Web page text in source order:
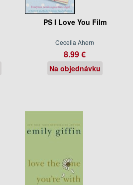
PS I Love You Film
Cecelia Ahern
8.99 €
Na objednávku